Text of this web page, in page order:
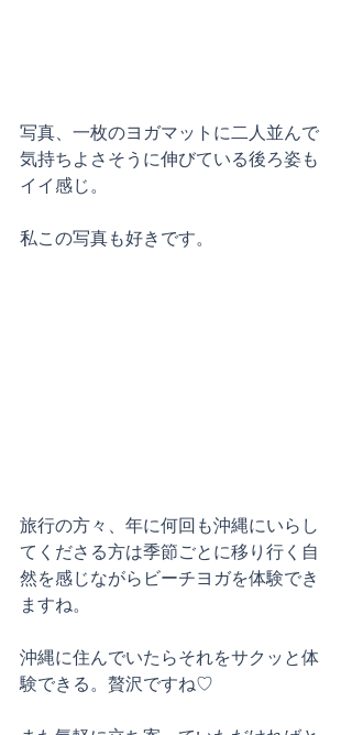
写真、一枚のヨガマットに二人並んで
気持ちよさそうに伸びている後ろ姿も
イイ感じ。
私この写真も好きです。
旅行の方々、年に何回も沖縄にいらし
てくださる方は季節ごとに移り行く自
然を感じながらビーチヨガを体験でき
ますね。
沖縄に住んでいたらそれをサクッと体
験できる。贅沢ですね♡